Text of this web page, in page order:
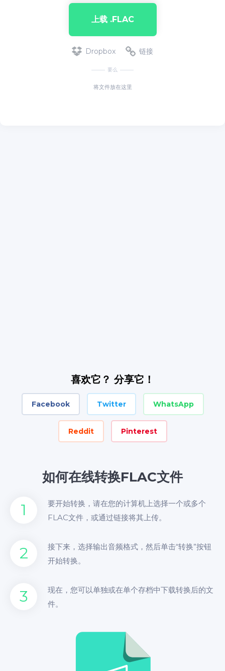
上载 .FLAC
Dropbox 链接
要么
将文件放在这里
喜欢它？ 分享它！
Facebook Twitter WhatsApp
Reddit Pinterest
如何在线转换FLAC文件
1
要开始转换，请在您的计算机上选择一个或多个
FLAC文件，或通过链接将其上传。
2
接下来，选择输出音频格式，然后单击“转换”按钮
开始转换。
3
现在，您可以单独或在单个存档中下载转换后的文
件。